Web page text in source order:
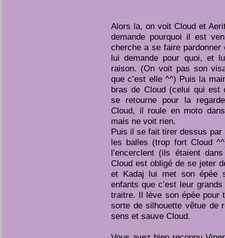
Alors la, on voit Cloud et
demande pourquoi il est
cherche a se faire
lui demande pour quoi, et
raison. (On voit pas son
que c’est elle ^^) Puis la
bras de Cloud (celui qui est
se retourne pour la
Cloud, il roule en moto
mais ne voit rien.
Puis il se fait tirer dessus par
les balles (trop fort Cloud
l’encerclent (ils étaient
Cloud est obligé de se jeter
et Kadaj lui met son épée
enfants que c’est leur
traitre. Il lève son épée pour
sorte de silhouette vêtue de
sens et sauve Cloud.